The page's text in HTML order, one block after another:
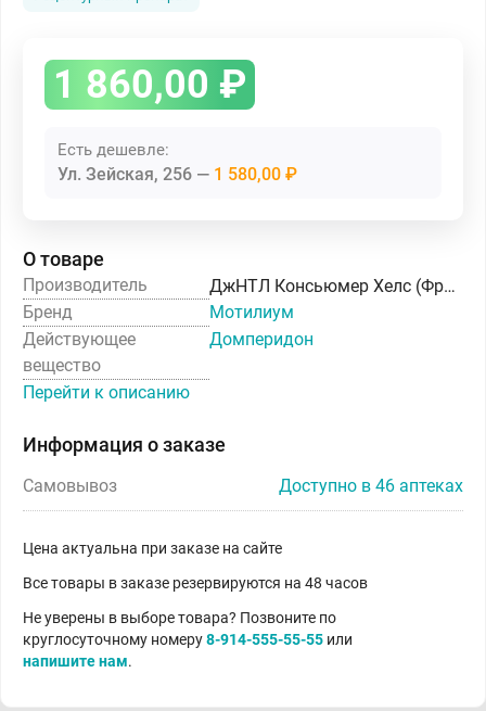
1 860,00 ₽
Есть дешевле:
Ул. Зейская, 256 1 580,00 ₽
О товаре
Производитель
ДжНТЛ Консьюмер Хелс (Франция) С.А.С.
Бренд
Мотилиум
Действующее
вещество
Домперидон
Перейти к описанию
Информация о заказе
Самовывоз Доступно в 46 аптеках
Цена актуальна при заказе на сайте
Все товары в заказе резервируются на 48 часов
Не уверены в выборе товара? Позвоните по
круглосуточному номеру8-914-555-55-55 или
напишите нам.